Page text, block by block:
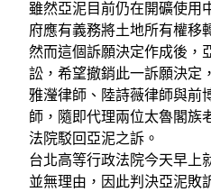
YouTube
雖然亞泥目前仍在開礦使用
府應有義務將土地所有權移
然而這個訴願決定作成後，
訟，希望撤銷此一訴願決定
雅瀅律師、陸詩薇律師與前
師，隨即代理兩位太魯閣族
法院駁回亞泥之訴。
台北高等行政法院今天早上
並無理由，因此判決亞泥敗